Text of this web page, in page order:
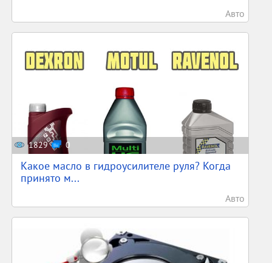
Авто
1829 0
Какое масло в гидроусилителе руля? Когда
принято м...
Авто